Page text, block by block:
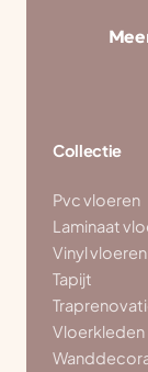
Collectie
Pvc vloeren
Laminaat
Vinyl vloeren
Tapijt
Vloerkleden